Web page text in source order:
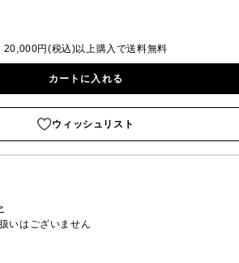
20,000円(税込)以上購入で送料無料
カートに入れる
ウィッシュリスト
いはございません